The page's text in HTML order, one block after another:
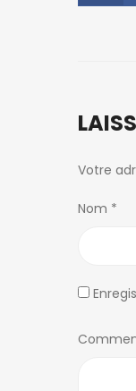
Votre
Nom *